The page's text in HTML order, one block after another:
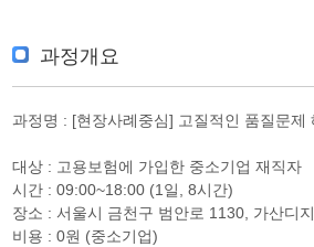
과정개요
과정명 : [현장사례중심] 고질적인 품질문제
대상 : 고용보험에 가입한 중소기업 재직자
시간 : 09:00~18:00 (1일, 8시간)
장소 : 서울시 금천구 범안로 1130, 가산디
비용 : 0원 (중소기업)